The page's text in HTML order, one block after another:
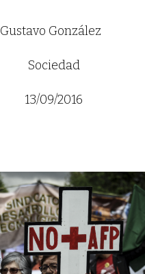
Gustavo González
Sociedad
13/09/2016